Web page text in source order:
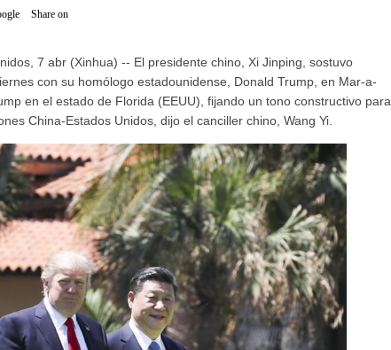
Share on
7 abr (Xinhua) -- El presidente chino, Xi Jinping, sostuvo
con su homólogo estadounidense, Donald Trump, en Mar-a-
en el estado de Florida (EEUU), fijando un tono constructivo para
China-Estados Unidos, dijo el canciller chino, Wang Yi.